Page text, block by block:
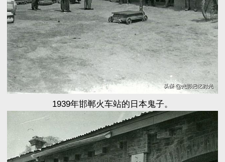
1939年邯郸火车站的日本鬼子。